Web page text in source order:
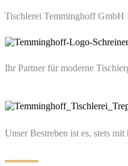
Tischlerei Temminghoff GmbH
Ihr Partner für moderne
Unser Bestreben ist es, stets